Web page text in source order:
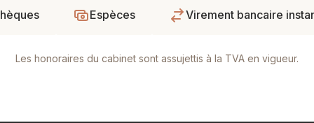
Espèces Virement bancaire
Les honoraires du cabinet sont assujettis à la TVA en vigueur.